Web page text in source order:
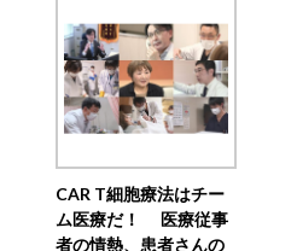
CAR T細胞療法はチー
ム医療だ！ 医療従事
者の情熱、患者さんの